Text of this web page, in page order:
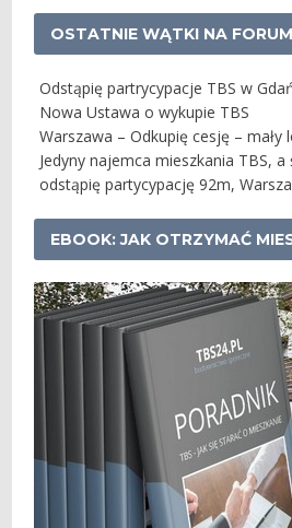
OSTATNIE WĄTKI NA FORUM
Odstąpię partrycypacje TBS w
Nowa Ustawa o wykupie TBS
Warszawa – Odkupię cesję – mały
Jedyny najemca mieszkania TBS, a
odstąpię partycypację 92m,
EBOOK: JAK OTRZYMAĆ